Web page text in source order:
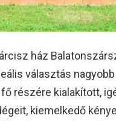
ház
választás
részére kialakított,
kiemelkedő